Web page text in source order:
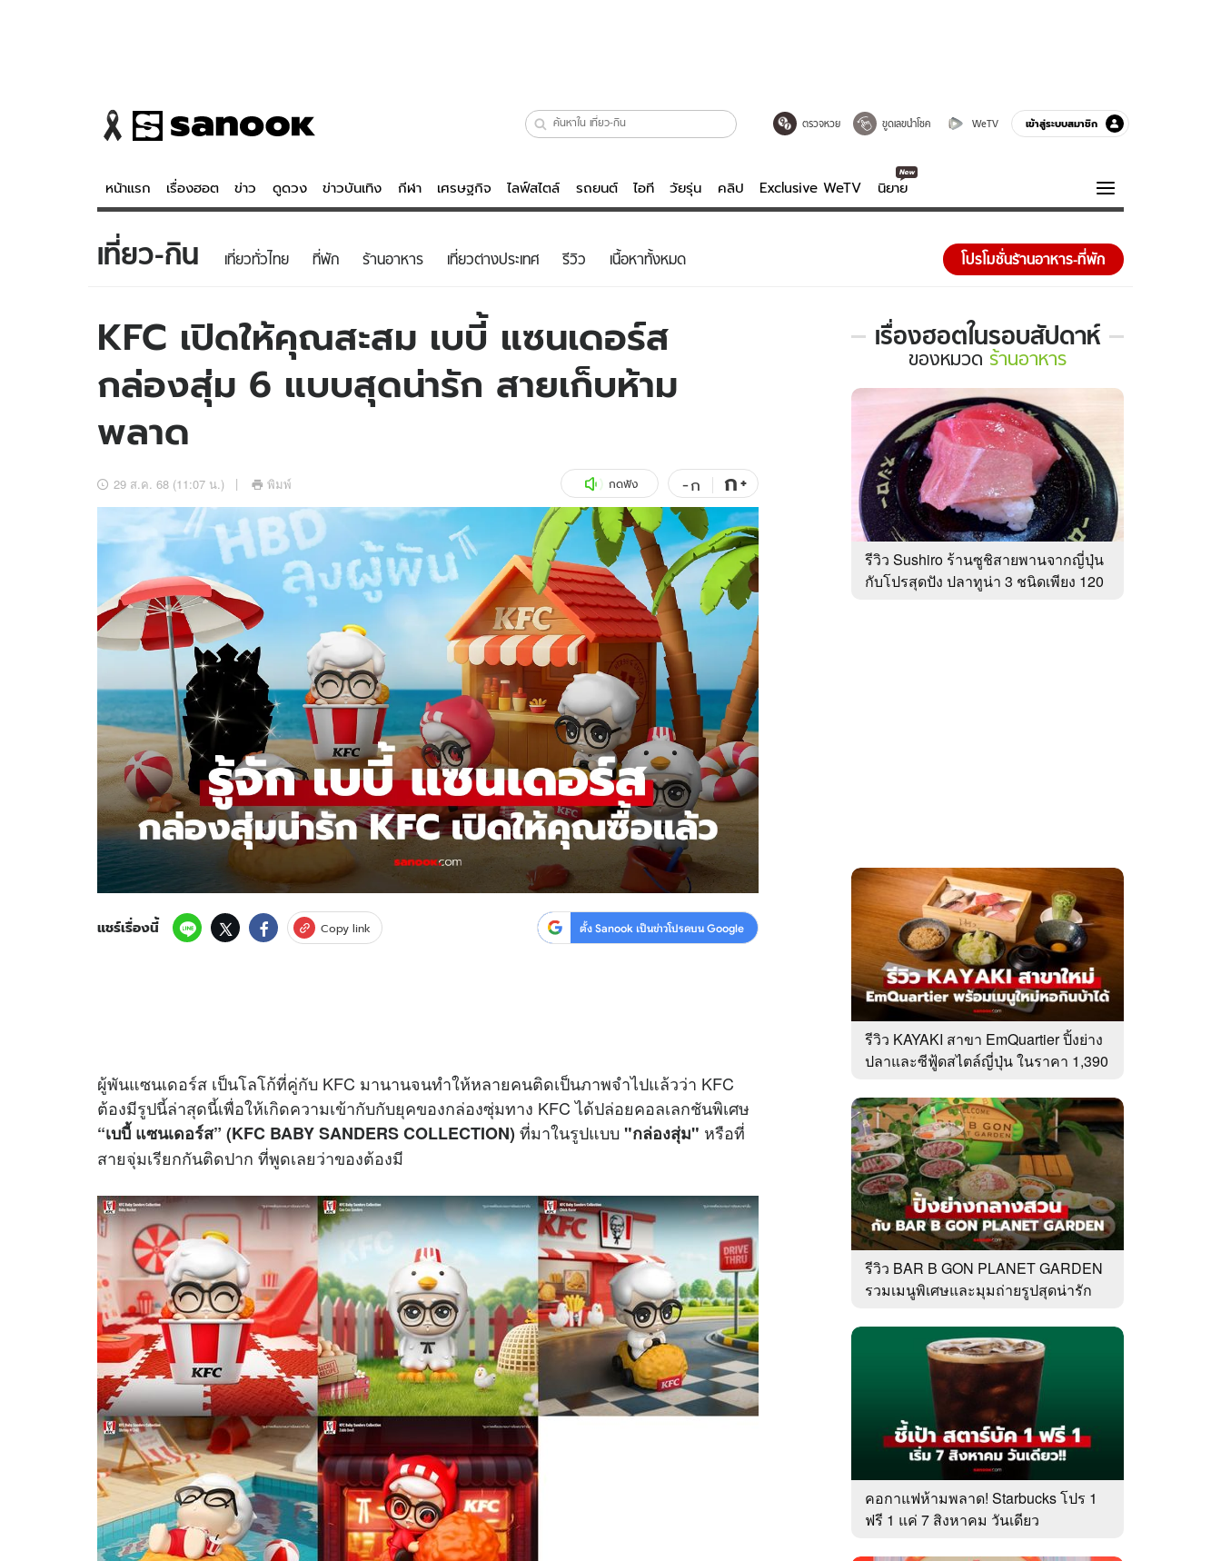
ตรวจหวย ขูดเลขนำโชค WeTV เข้าสู่ระบบสมาชิก
หน้าแรก เรื่องฮอต ข่าว ดูดวง ข่าวบันเทิง กีฬา เศรษฐกิจ ไลฟ์สไตล์ รถยนต์ ไอที วัยรุ่น คลิป Exclusive WeTV นิยาย
ข่าว
ข่าวบันเทิง
ข่าวกีฬา
ข่าวเศรษฐกิจ
อัปเดตจีน
ดูดวง - ตรวจหวย
สถิติหวยไทย
หวยลาว
ไลฟ์สไตล์
วัยรุ่น
ไอที
รถยนต์
เที่ยว-กิน
Tasteful Thailand
Sanook Choice
WeTV
Exclusive WeTV
นิยาย
ความรู้รอบตัว
ฮาวทู
ดาวน์โหลดสนุกแอปฟรี ติดตามสนุกโซเชียลได้ที่
2569 บริษัท อิมเมจ ฟิวเจอร์ (ประเทศไทย) จำกัด
เที่ยว-กิน เที่ยวทั่วไทย ที่พัก ร้านอาหาร เที่ยวต่างประเทศ รีวิว เนื้อหาทั้งหมด โปรโมชั่นร้านอาหาร-ที่พัก
KFC เปิดให้คุณสะสม เบบี้ แซนเดอร์ส
กล่องสุ่ม 6 แบบสุดน่ารัก สายเก็บห้าม
พลาด
29 ส.ค. 68 (11:07 น.) พิมพ์ กดฟัง -ก ก+
แชร์เรื่องนี้ Copy link ตั้ง Sanook เป็นข่าวโปรดบน Google
ผู้พันแซนเดอร์ส เป็นโลโก้ที่คู่กับ KFC มานานจนทำให้หลายคนติดเป็นภาพจำไปแล้วว่า KFC
ต้องมีรูปนี้ล่าสุดนี้เพื่อให้เกิดความเข้ากับกับยุคของกล่องซุ่มทาง KFC ได้ปล่อยคอลเลกชันพิเศษ
“เบบี้ แซนเดอร์ส” (KFC BABY SANDERS COLLECTION) ที่มาในรูปแบบ "กล่องสุ่ม" หรือที่
สายจุ่มเรียกกันติดปาก ที่พูดเลยว่าของต้องมี
เรื่องฮอตในรอบสัปดาห์
เรื่อง
ใน
หมวด
ร้าน
อาหาร
ของหมวด ร้านอาหาร
รีวิว Sushiro ร้านซูชิสายพานจากญี่ปุ่น
กับโปรสุดปัง ปลาทูน่า 3 ชนิดเพียง 120
รีวิว KAYAKI สาขา EmQuartier ปิ้งย่าง
ปลาและซีฟู้ดสไตล์ญี่ปุ่น ในราคา 1,390
รีวิว BAR B GON PLANET GARDEN
รวมเมนูพิเศษและมุมถ่ายรูปสุดน่ารัก
คอกาแฟห้ามพลาด! Starbucks โปร 1
ฟรี 1 แค่ 7 สิงหาคม วันเดียว